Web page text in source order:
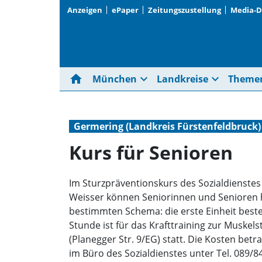
Anzeigen ePaper Zeitungszustellung Media-
home München expand_more Landkreise expand_more
Germering (Landkreis Fürstenfeldbruck)
Kurs für Senioren
Im Sturzpräventionskurs des
Weisser können Seniorinnen und
bestimmten Schema: die erste Einheit
Stunde ist für das Krafttraining zur
(Planegger Str. 9/EG) statt. Die Kosten
im Büro des Sozialdienstes unter Tel. 089/